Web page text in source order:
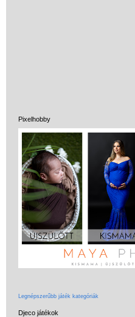
Pixelhobby
Legnépszerűbb játék kategóriák
Djeco játékok